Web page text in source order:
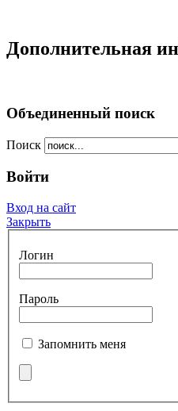
Дополнительная
Объединенный поиск
Поиск
Войти
Вход на сайт
Закрыть
Логин
Пароль
Запомнить меня